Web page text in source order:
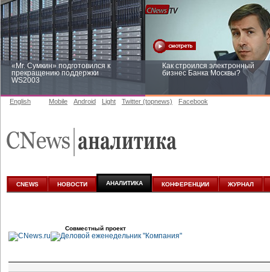
«Mr. Сумкин» подготовился к
прекращению поддержки
WS2003
Как строился электронный
бизнес Банка Москвы?
аналитике
English Mobile Android Light Twitter (topnews) Facebook
CNEWS НОВОСТИ АНАЛИТИКА КОНФЕРЕНЦИИ ЖУРНАЛ
Совместный проект